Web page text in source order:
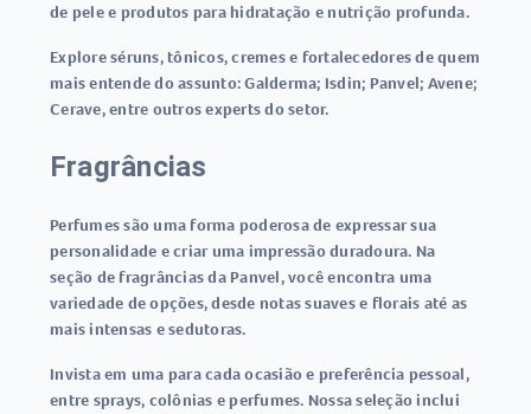
de pele e produtos para hidratação e nutrição profunda.
Explore séruns, tônicos, cremes e fortalecedores de quem
mais entende do assunto: Galderma; Isdin; Panvel; Avene;
Cerave, entre outros experts do setor.
Fragrâncias
Perfumes são uma forma poderosa de expressar sua
personalidade e criar uma impressão duradoura. Na
seção de fragrâncias da Panvel, você encontra uma
variedade de opções, desde notas suaves e florais até as
mais intensas e sedutoras.
Invista em uma para cada ocasião e preferência pessoal,
entre sprays, colônias e perfumes. Nossa seleção inclui